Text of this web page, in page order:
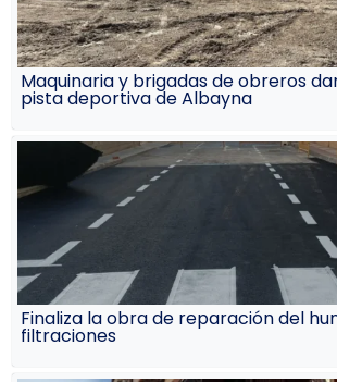
Maquinaria y brigadas de obreros
pista deportiva de Albayna
Finaliza la obra de reparación del
filtraciones